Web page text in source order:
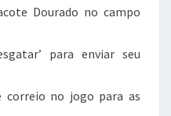
Dourado no campo
para enviar seu
correio no jogo para as